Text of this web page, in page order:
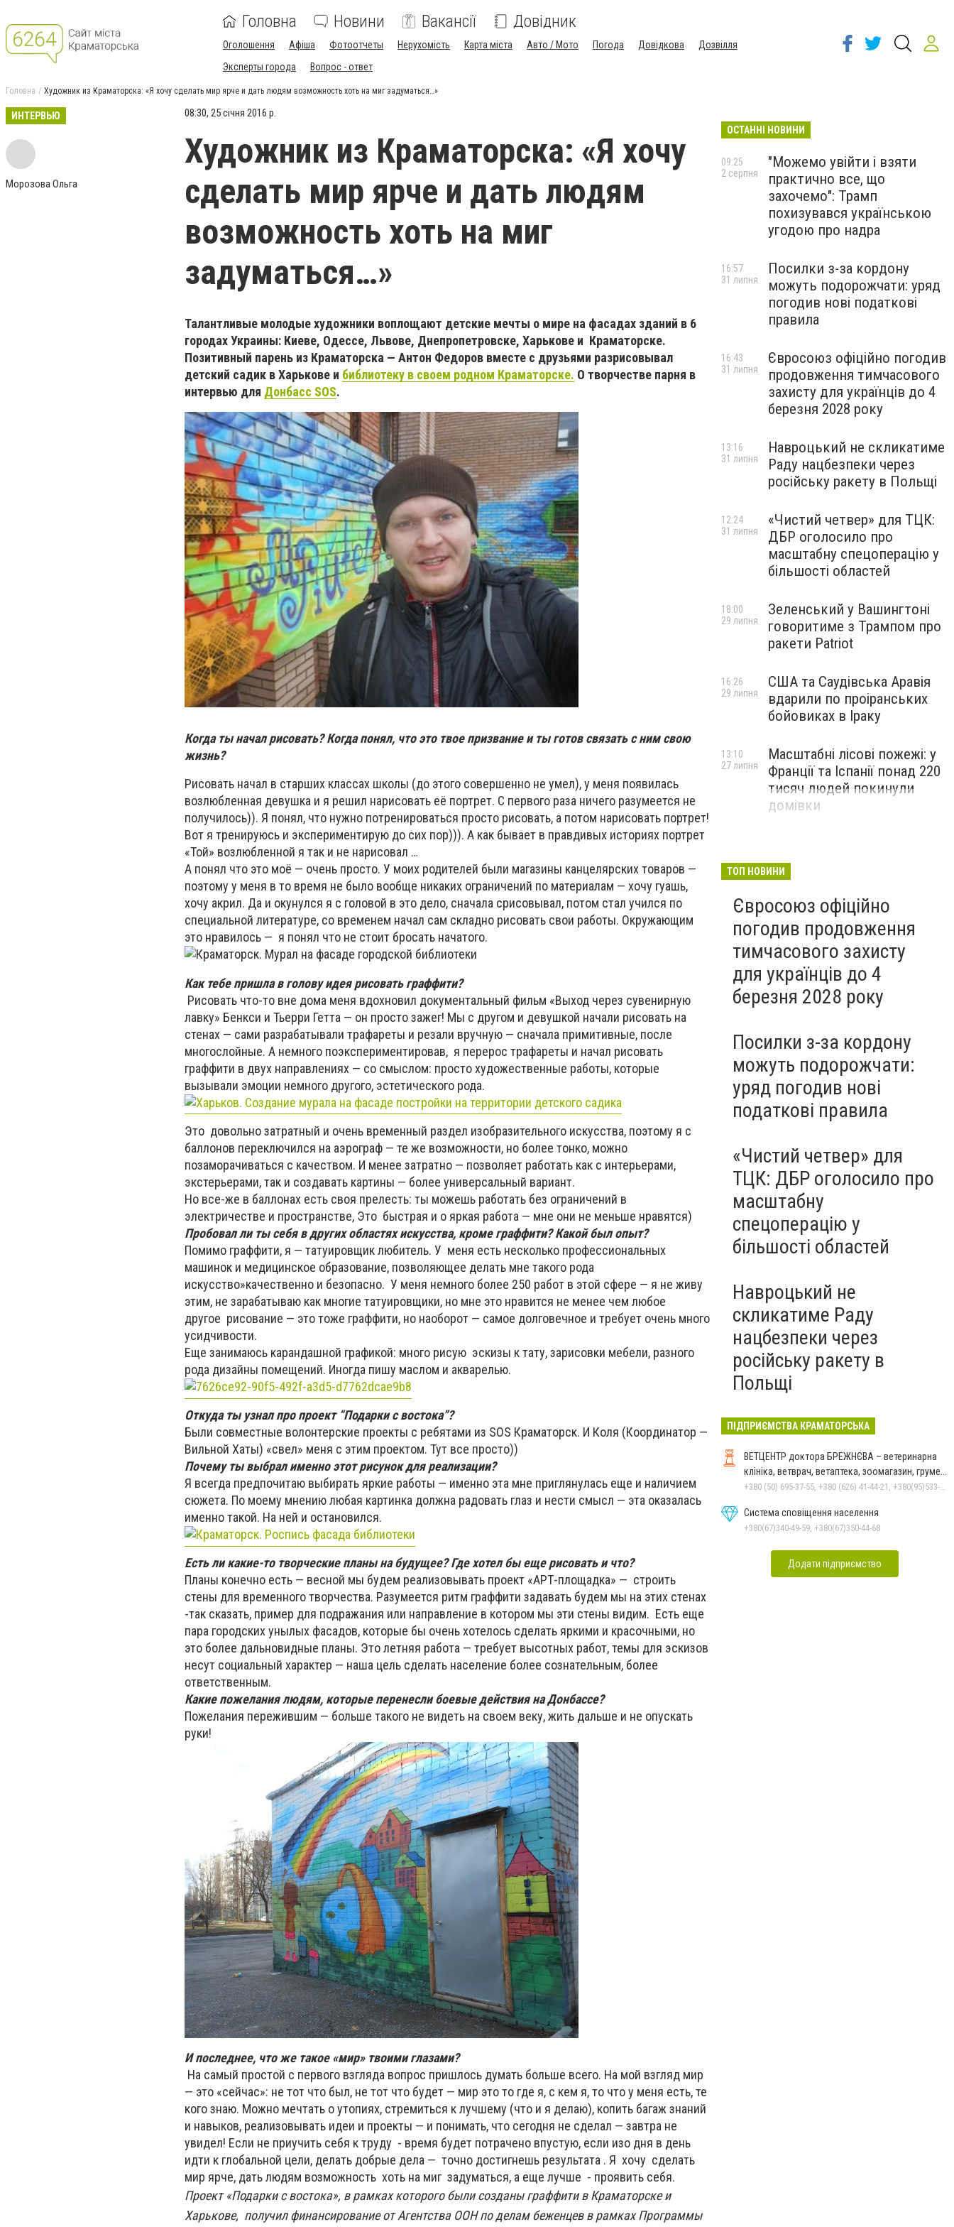
Головна Новини Вакансії Довідник
Оголошення Афіша Фотоотчеты Нерухомість Карта міста Авто / Мото Погода Довідкова
Дозвілля
Эксперты города
Вопрос - ответ
Головна Художник из Краматорска: «Я хочу сделать мир ярче и дать людям возможность хоть на миг задуматься…»
ИНТЕРВЬЮ
Морозова Ольга
08:30, 25 січня 2016 р.
Художник из Краматорска: «Я хочу
сделать мир ярче и дать людям
возможность хоть на миг
задуматься…»
Талантливые молодые художники воплощают детские мечты о мире на фасадах зданий в 6
городах Украины: Киеве, Одессе, Львове, Днепропетровске, Харькове и Краматорске.
Позитивный парень из Краматорска — Антон Федоров вместе с друзьями разрисовывал
детский садик в Харькове и библиотеку в своем родном Краматорске. О творчестве парня в
интервью для Донбасс SOS.
Когда ты начал рисовать? Когда понял, что это твое призвание и ты готов связать с ним свою
жизнь?
Рисовать начал в старших классах школы (до этого совершенно не умел), у меня появилась
возлюбленная девушка и я решил нарисовать её портрет. С первого раза ничего разумеется не
получилось)). Я понял, что нужно потренироваться просто рисовать, а потом нарисовать портрет!
Вот я тренируюсь и экспериментирую до сих пор))). А как бывает в правдивых историях портрет
«Той» возлюбленной я так и не нарисовал …
А понял что это моё — очень просто. У моих родителей были магазины канцелярских товаров —
поэтому у меня в то время не было вообще никаких ограничений по материалам — хочу гуашь,
хочу акрил. Да и окунулся я с головой в это дело, сначала срисовывал, потом стал учился по
специальной литературе, со временем начал сам складно рисовать свои работы. Окружающим
это нравилось — я понял что не стоит бросать начатого.
Как тебе пришла в голову идея рисовать граффити?
Рисовать что-то вне дома меня вдохновил документальный фильм «Выход через сувенирную
лавку» Бенкси и Тьерри Гетта — он просто зажег! Мы с другом и девушкой начали рисовать на
стенах — сами разрабатывали трафареты и резали вручную — сначала примитивные, после
многослойные. А немного поэкспериментировав, я перерос трафареты и начал рисовать
граффити в двух направлениях — со смыслом: просто художественные работы, которые
вызывали эмоции немного другого, эстетического рода.
Это довольно затратный и очень временный раздел изобразительного искусства, поэтому я с
баллонов переключился на аэрограф — те же возможности, но более тонко, можно
позаморачиваться с качеством. И менее затратно — позволяет работать как с интерьерами,
экстерьерами, так и создавать картины — более универсальный вариант.
Но все-же в баллонах есть своя прелесть: ты можешь работать без ограничений в
электричестве и пространстве, Это быстрая и о яркая работа — мне они не меньше нравятся)
Пробовал ли ты себя в других областях искусства, кроме граффити? Какой был опыт?
Помимо граффити, я — татуировщик любитель. У меня есть несколько профессиональных
машинок и медицинское образование, позволяющее делать мне такого рода
искусство»качественно и безопасно. У меня немного более 250 работ в этой сфере — я не живу
этим, не зарабатываю как многие татуировщики, но мне это нравится не менее чем любое
другое рисование — это тоже граффити, но наоборот — самое долговечное и требует очень много
усидчивости.
Еще занимаюсь карандашной графикой: много рисую эскизы к тату, зарисовки мебели, разного
рода дизайны помещений. Иногда пишу маслом и акварелью.
Откуда ты узнал про проект “Подарки с востока”?
Были совместные волонтерские проекты с ребятами из SOS Краматорск. И Коля (Координатор —
Вильной Хаты) «свел» меня с этим проектом. Тут все просто))
Почему ты выбрал именно этот рисунок для реализации?
Я всегда предпочитаю выбирать яркие работы — именно эта мне приглянулась еще и наличием
сюжета. По моему мнению любая картинка должна радовать глаз и нести смысл — эта оказалась
именно такой. На ней и остановился.
Есть ли какие-то творческие планы на будущее? Где хотел бы еще рисовать и что?
Планы конечно есть — весной мы будем реализовывать проект «АРТ-площадка» — строить
стены для временного творчества. Разумеется ритм граффити задавать будем мы на этих стенах
-так сказать, пример для подражания или направление в котором мы эти стены видим. Есть еще
пара городских унылых фасадов, которые бы очень хотелось сделать яркими и красочными, но
это более дальновидные планы. Это летняя работа — требует высотных работ, темы для эскизов
несут социальный характер — наша цель сделать население более сознательным, более
ответственным.
Какие пожелания людям, которые перенесли боевые действия на Донбассе?
Пожелания пережившим — больше такого не видеть на своем веку, жить дальше и не опускать
руки!
И последнее, что же такое «мир» твоими глазами?
На самый простой с первого взгляда вопрос пришлось думать больше всего. На мой взгляд мир
— это «сейчас»: не тот что был, не тот что будет — мир это то где я, с кем я, то что у меня есть, те
кого знаю. Можно мечтать о утопиях, стремиться к лучшему (что и я делаю), копить багаж знаний
и навыков, реализовывать идеи и проекты — и понимать, что сегодня не сделал — завтра не
увидел! Если не приучить себя к труду - время будет потрачено впустую, если изо дня в день
идти к глобальной цели, делать добрые дела — точно достигнешь результата . Я хочу сделать
мир ярче, дать людям возможность хоть на миг задуматься, а еще лучше - проявить себя.
Проект «Подарки с востока», в рамках которого были созданы граффити в Краматорске и
Харькове, получил финансирование от Агентства ООН по делам беженцев в рамках Программы
ОСТАННІ НОВИНИ
"Можемо увійти і взяти
практично все, що
захочемо": Трамп
похизувався українською
угодою про надра
09:25
2 серпня
Посилки з-за кордону
можуть подорожчати: уряд
погодив нові податкові
правила
16:57
31 липня
Євросоюз офіційно погодив
продовження тимчасового
захисту для українців до 4
березня 2028 року
16:43
31 липня
Навроцький не скликатиме
Раду нацбезпеки через
російську ракету в Польщі
13:16
31 липня
«Чистий четвер» для ТЦК:
ДБР оголосило про
масштабну спецоперацію у
більшості областей
12:24
31 липня
Зеленський у Вашингтоні
говоритиме з Трампом про
ракети Patriot
18:00
29 липня
США та Саудівська Аравія
вдарили по проіранських
бойовиках в Іраку
16:26
29 липня
Масштабні лісові пожежі: у
Франції та Іспанії понад 220
тисяч людей покинули
домівки
13:10
27 липня
ТОП НОВИНИ
Євросоюз офіційно
погодив продовження
тимчасового захисту
для українців до 4
березня 2028 року
Посилки з-за кордону
можуть подорожчати:
уряд погодив нові
податкові правила
«Чистий четвер» для
ТЦК: ДБР оголосило про
масштабну
спецоперацію у
більшості областей
Навроцький не
скликатиме Раду
нацбезпеки через
російську ракету в
Польщі
ПІДПРИЄМСТВА КРАМАТОРСЬКА
ВЕТЦЕНТР доктора БРЕЖНЄВА – ветеринарна
клініка, ветврач, ветаптека, зоомагазин, грумер,
стрижки.
+380 (50) 695-37-55, +380 (626) 41-44-21, +380(95)533-90-03
Система сповіщення населення
+380(67)340-49-59, +380(67)350-44-68
Додати підприємство